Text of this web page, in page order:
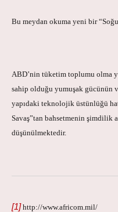
Bu meydan okuma yeni bir
ABD’nin tüketim toplumu olma
sahip olduğu yumuşak gücünün
yapıdaki teknolojik üstünlüğü
Savaş”tan bahsetmenin şimdilik
düşünülmektedir.
[1]http://www.africom.mil/